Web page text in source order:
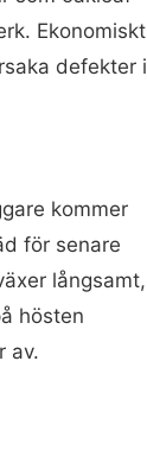
Ekonomiskt
defekter i
kommer
för senare
långsamt,
hösten
av.